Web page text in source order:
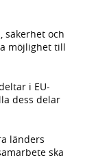
säkerhet och
möjlighet till
i EU-
dess delar
länders
ska